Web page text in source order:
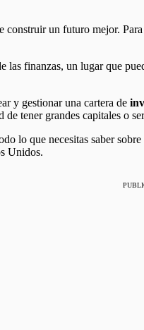
un futuro mejor.
las finanzas, un lugar que
y gestionar una cartera de
tener grandes capitales o
lo que necesitas saber
Unidos.